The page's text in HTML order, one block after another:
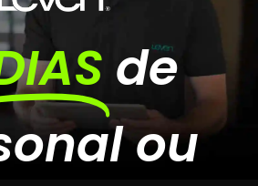
de
ou